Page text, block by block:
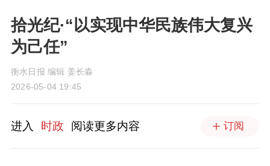
拾光纪·“以实现中华民族伟大复兴
为己任”
衡水日报 编辑 姜长淼
2026-05-04 19:45
进入 时政 阅读更多内容 订阅